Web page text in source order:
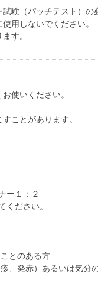
験（パッチテスト）の
用しないでください。
す。
使いください。
ことがあります。
ー１：２
ださい。
とのある方
、発赤）あるいは気分